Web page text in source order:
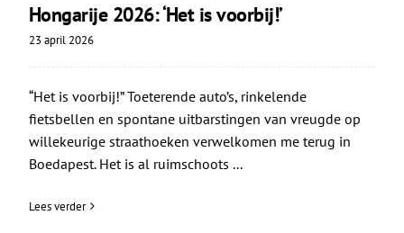
Hongarije 2026: ‘Het is voorbij!’
23 april 2026
“Het is voorbij!” Toeterende auto’s, rinkelende
fietsbellen en spontane uitbarstingen van vreugde op
willekeurige straathoeken verwelkomen me terug in
Boedapest. Het is al ruimschoots ...
Lees verder